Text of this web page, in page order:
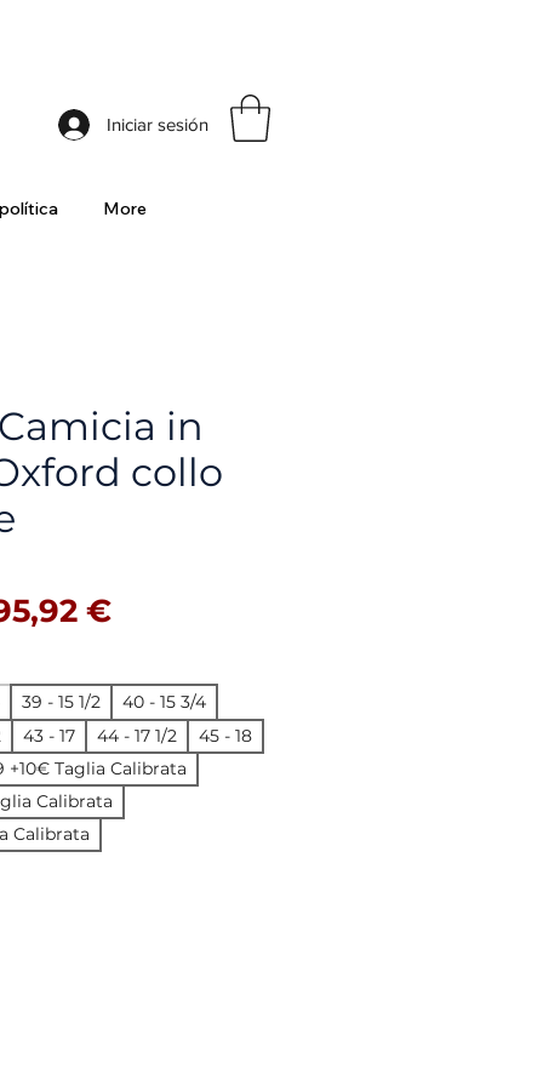
More
Iniciar sesión
in
collo
€Precio de oferta
39 - 15 1/2
40 - 15 3/4
43 - 17 44 - 17 1/2
45 - 18
+10€ Taglia Calibrata
Calibrata
Calibrata